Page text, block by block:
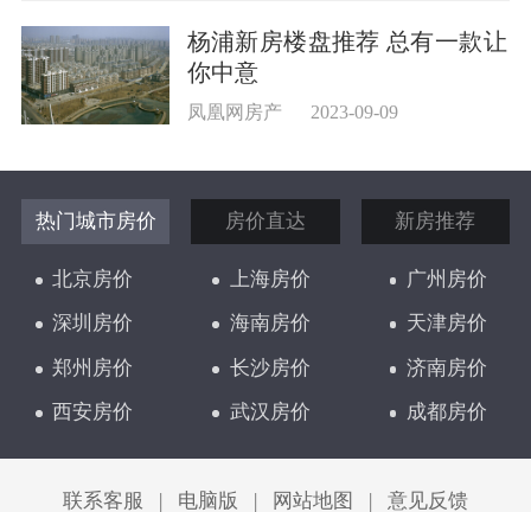
杨浦新房楼盘推荐 总有一款让
你中意
凤凰网房产 2023-09-09
热门城市房价 房价直达 新房推荐
北京房价 上海房价
广州房价
深圳房价
海南房价
天津房价
郑州房价
长沙房价
济南房价
西安房价
武汉房价
成都房价
太原房价
联系客服
电脑版 网站地图 意见反馈